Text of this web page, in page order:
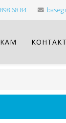
68 84